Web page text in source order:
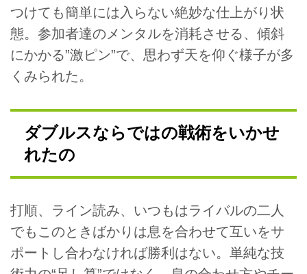
つけても簡単には入らない絶妙な仕上がり状
態。参加者達のメンタルを消耗させる、傾斜
にかかる”激ピン”で、思わず天を仰ぐ様子が多
くみられた。
ダブルスならではの戦術をいかせ
れたの
打順、ライン読み、いつもはライバルの二人
でもこのときばかりは息を合わせて互いをサ
ポートし合わなければ勝利はない。単純な技